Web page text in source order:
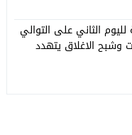
الثاني على التوالي
وشبح الاغلاق يتهدد